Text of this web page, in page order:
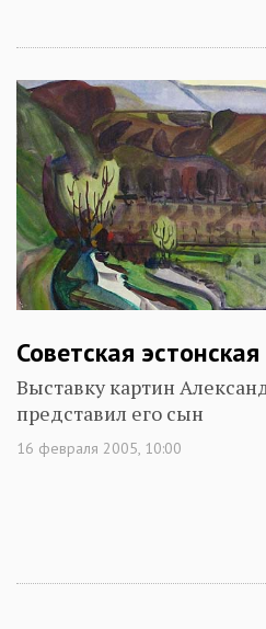
Советская
Выставку картин
представил его сын
16 февраля 2005, 10:00